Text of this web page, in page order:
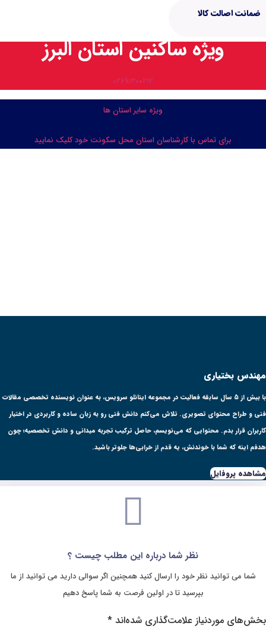
استان البرز
استان محل سکونت خود کلیک نمایید
در مجموعه اینانلو سرویس، به عنوان نویسنده تخصصی مقالات
می‌کنم دانش فنی رو به زبان ساده و کاربردی در اختیار
حاصل ترکیب تجربه میدانی و دانش تخصصیه؛ چون
از خرابی‌ها جلوتر باشید.
درباره این مطلب چیست ؟
کنید همچنین اگر سوالی دارید می توانید از ما
در اولین فرصت به شما پاسخ دهیم
شده‌اند*